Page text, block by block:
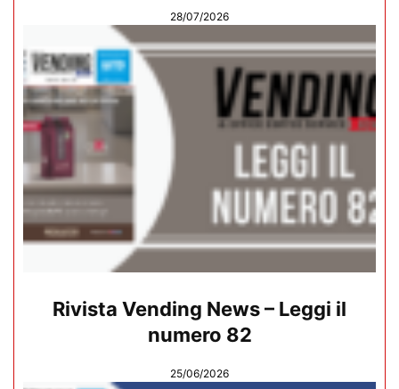
28/07/2026
Rivista Vending News – Leggi il
numero 82
25/06/2026